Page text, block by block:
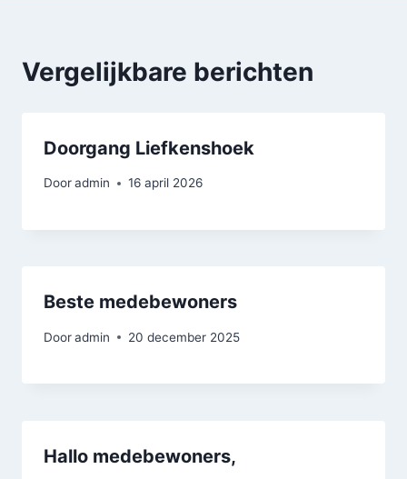
Vergelijkbare berichten
Doorgang Liefkenshoek
Dooradmin 16 april 2026
Beste medebewoners
Dooradmin 20 december 2025
Hallo medebewoners,